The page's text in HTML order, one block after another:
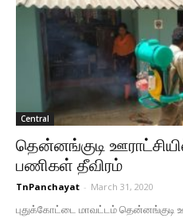
Central
தென்னங்குடி
பணிகள் தீவிரம்
TnPanchayat - March 31, 2020
புதுக்கோட்டை மாவட்டம் தென்னங்குடி